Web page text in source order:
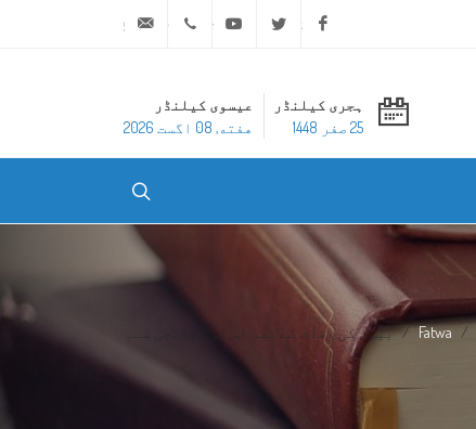
Facebook
Twitter
Youtube
ہجری کیلنڈر
25 صفر 1448
عیسوی کیلنڈر
هفته, 08 اگست 2026
Fatwa بیوی کی وفات کے بعد اس کی بھانجی سے...